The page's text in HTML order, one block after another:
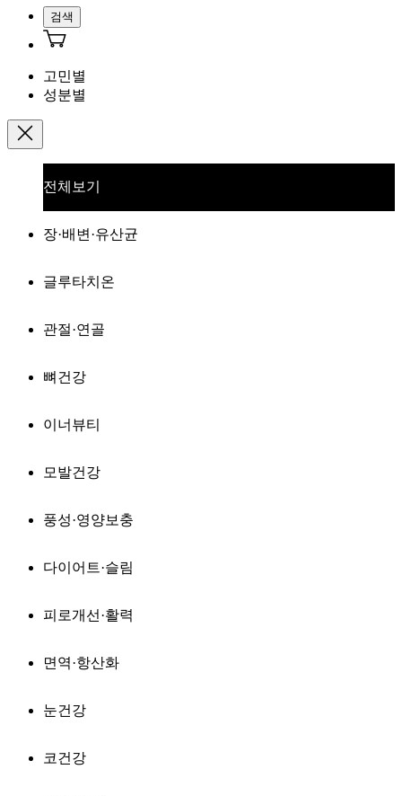
검색
고민별
성분별
전체보기
장·배변·유산균
글루타치온
관절·연골
뼈건강
이너뷰티
모발건강
풍성·영양보충
다이어트·슬림
피로개선·활력
면역·항산화
눈건강
코건강